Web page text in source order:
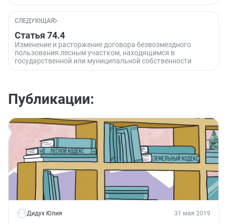
СЛЕДУЮЩАЯ
Статья 74.4
Изменение и расторжение договора безвозмездного
пользования лесным участком, находящимся в
государственной или муниципальной собственности
Публикации:
Дидух Юлия 31 мая 2019